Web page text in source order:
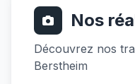
Nos
Découvrez nos
Berstheim